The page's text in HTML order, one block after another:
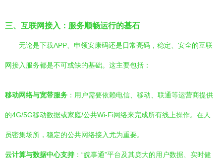
三、互联网接入：服务顺畅运行的基石
无论是下载APP、申领安康码还是日常亮码，稳定、安全的互联
网接入服务都是不可或缺的基础。这主要包括：
移动网络与宽带服务 ：用户需要依赖电信、移动、联通等运营商提供
的4G/5G移动数据或家庭/公共Wi-Fi网络来完成所有线上操作。在人
员密集场所，稳定的公共网络接入尤为重要。
云计算与数据中心支持 ：“皖事通”平台及其庞大的用户数据、实时健